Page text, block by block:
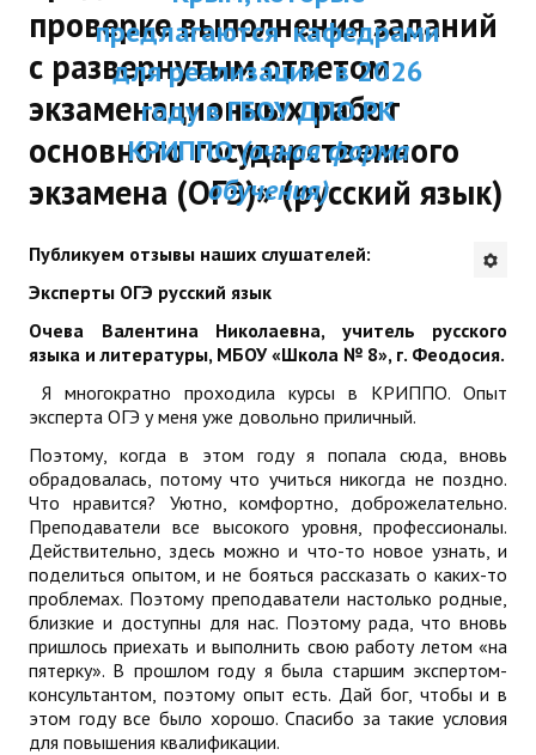
ДПО
Профессиональная переподготовка
Повышение квалификации
КОНТАКТЫ
ДПП ПК:
Актуальное
занятий
предлагаются кафедрами
для реализации в 2026
году в ГБОУ ДПО РК
КРИППО(очная форма
обучения)
проверке выполнения заданий
с развернутым ответом
экзаменационных работ
основного государственного
экзамена (ОГЭ)» (русский язык)
Публикуем отзывы наших слушателей:
Эксперты ОГЭ русский язык
Очева Валентина Николаевна, учитель русского
языка и литературы, МБОУ «Школа № 8», г. Феодосия.
Я многократно проходила курсы в КРИППО. Опыт
эксперта ОГЭ у меня уже довольно приличный.
Поэтому, когда в этом году я попала сюда, вновь
обрадовалась, потому что учиться никогда не поздно.
Что нравится? Уютно, комфортно, доброжелательно.
Преподаватели все высокого уровня, профессионалы.
Действительно, здесь можно и что-то новое узнать, и
поделиться опытом, и не бояться рассказать о каких-то
проблемах. Поэтому преподаватели настолько родные,
близкие и доступны для нас. Поэтому рада, что вновь
пришлось приехать и выполнить свою работу летом «на
пятерку». В прошлом году я была старшим экспертом-
консультантом, поэтому опыт есть. Дай бог, чтобы и в
этом году все было хорошо. Спасибо за такие условия
для повышения квалификации.